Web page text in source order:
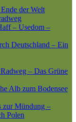
der Welt
– Usedom –
Deutschland – Ein
– Das Grüne
Alb zum Bodensee
zur Mündung –
Polen